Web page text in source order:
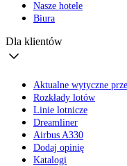
Nasze hotele
Biura
Dla klientów
Aktualne wytyczne
Rozkłady lotów
Linie lotnicze
Dreamliner
Airbus A330
Dodaj opinię
Katalogi